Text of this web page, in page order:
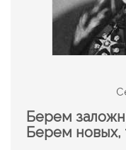
Берем
Берем новых,